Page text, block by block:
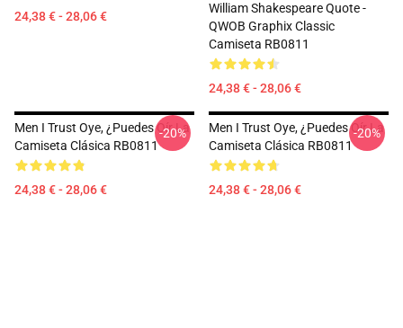
24,38 € - 28,06 €
William Shakespeare Quote -
QWOB Graphix Classic
Camiseta RB0811
24,38 € - 28,06 €
Men I Trust Oye, ¿puedes Oír La
Camiseta Clásica RB0811
24,38 € - 28,06 €
-20%
Men I Trust Oye, ¿puedes Oír La
Camiseta Clásica RB0811
24,38 € - 28,06 €
-20%